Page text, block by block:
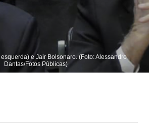
e Jair Bolsonaro. (Foto: Alessandro
Dantas/Fotos Públicas)